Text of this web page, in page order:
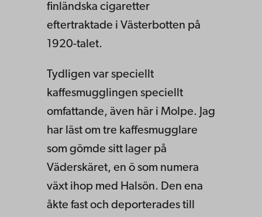
finländska cigaretter
eftertraktade i Västerbotten på
1920-talet.
Tydligen var speciellt
kaffesmugglingen speciellt
omfattande, även här i Molpe. Jag
har läst om tre kaffesmugglare
som gömde sitt lager på
Väderskäret, en ö som numera
växt ihop med Halsön. Den ena
åkte fast och deporterades till